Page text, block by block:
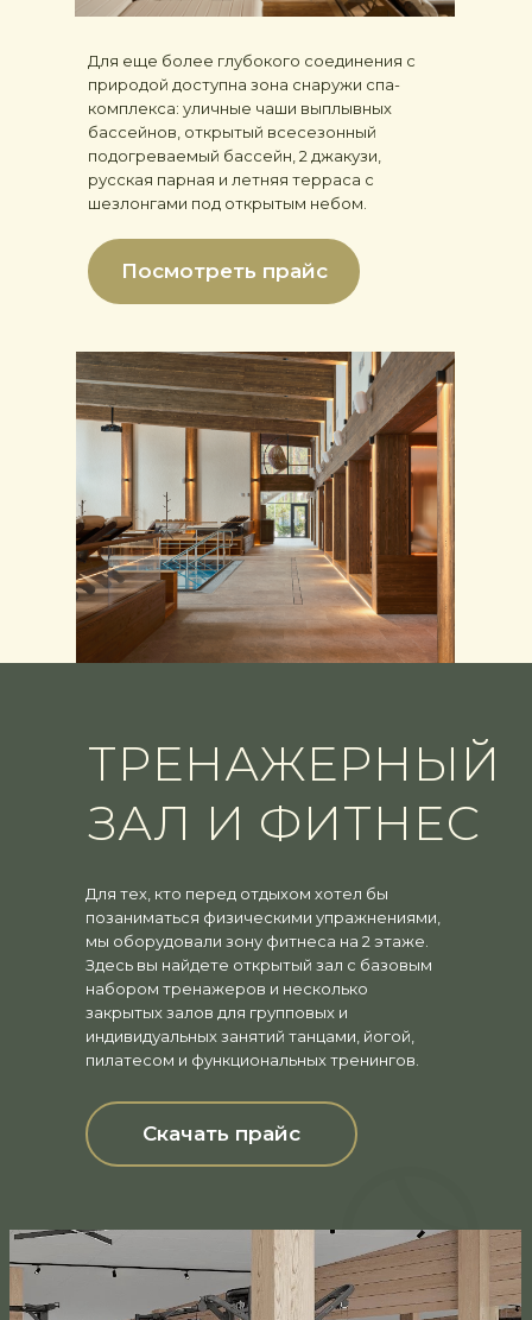
Посмотреть прайс
Для еще более глубокого соединения с
природой доступна зона снаружи спа-
комплекса: уличные чаши выплывных
бассейнов, открытый всесезонный
подогреваемый бассейн, 2 джакузи,
русская парная и летняя терраса с
шезлонгами под открытым небом.
ТРЕНАЖЕРНЫЙ
ЗАЛ И ФИТНЕС
Скачать прайс
Для тех, кто перед отдыхом хотел бы
позаниматься физическими упражнениями,
мы оборудовали зону фитнеса на 2 этаже.
Здесь вы найдете открытый зал с базовым
набором тренажеров и несколько
закрытых залов для групповых и
индивидуальных занятий танцами, йогой,
пилатесом и функциональных тренингов.